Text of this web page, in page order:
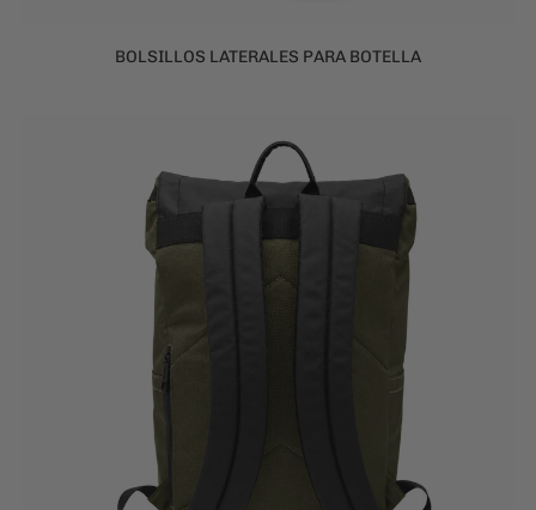
TIRANTES Y ESPALDA ACOLCHADA, NOTEBOOK HASTA